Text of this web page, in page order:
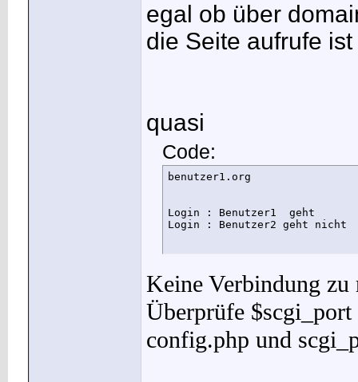
CustomLog /var/log/
ErrorLog /var/log/
SCGIMount /rutorrent/RPC3
AuthUserFile /var/
    </Directory>
</VirtualHost>
egal ob über
die Seite aufrufe
quasi
Code:
benutzer1.org
Login : Benutzer1  geht
Login : Benutzer2 geht nicht
Keine Verbindung
Überprüfe
config.php und